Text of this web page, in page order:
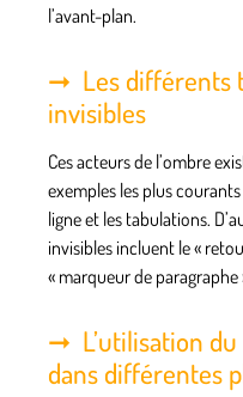
l’avant-plan.
Les différents
invisibles
Ces acteurs de l’ombre
exemples les plus
ligne et les tabulations.
invisibles incluent le «
« marqueur de paragraphe
L’utilisation
dans différentes